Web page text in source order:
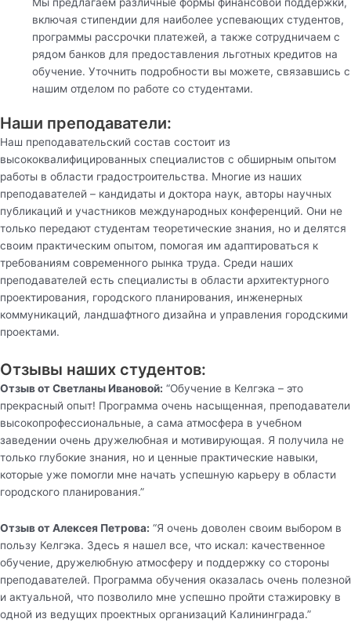
включая стипендии для наиболее успевающих студентов,
программы рассрочки платежей, а также сотрудничаем с
рядом банков для предоставления льготных кредитов на
обучение. Уточнить подробности вы можете, связавшись с
нашим отделом по работе со студентами.
Наши преподаватели:
Наш преподавательский состав состоит из
высококвалифицированных специалистов с обширным опытом
работы в области градостроительства. Многие из наших
преподавателей – кандидаты и доктора наук, авторы научных
публикаций и участников международных конференций. Они не
только передают студентам теоретические знания, но и делятся
своим практическим опытом, помогая им адаптироваться к
требованиям современного рынка труда. Среди наших
преподавателей есть специалисты в области архитектурного
проектирования, городского планирования, инженерных
коммуникаций, ландшафтного дизайна и управления городскими
проектами.
Отзывы наших студентов:
Отзыв от Светланы Ивановой: “Обучение в Келгэка – это
прекрасный опыт! Программа очень насыщенная, преподаватели
высокопрофессиональные, а сама атмосфера в учебном
заведении очень дружелюбная и мотивирующая. Я получила не
только глубокие знания, но и ценные практические навыки,
которые уже помогли мне начать успешную карьеру в области
городского планирования.”
Отзыв от Алексея Петрова: “Я очень доволен своим выбором в
пользу Келгэка. Здесь я нашел все, что искал: качественное
обучение, дружелюбную атмосферу и поддержку со стороны
преподавателей. Программа обучения оказалась очень полезной
и актуальной, что позволило мне успешно пройти стажировку в
одной из ведущих проектных организаций Калининграда.”